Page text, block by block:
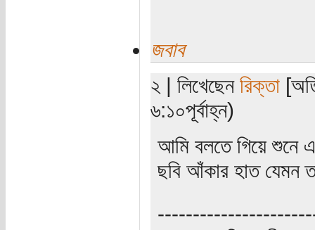
জবাব
২ | লিখেছেন রিক্তা
৬:১০পূর্বাহ্ন)
আমি বলতে গিয়ে শুনে
ছবি আঁকার হাত যেমন